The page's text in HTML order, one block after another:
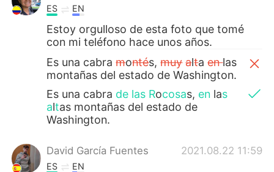
ES EN
Estoy orgulloso de esta foto que tomé
con mi teléfono hace unos años.
Es una cabramontés,muy altaenlas
montañas del estado de Washington.
Es una cabra de las Rocosas, en las
altas montañas del estado de
Washington.
David García Fuentes 2021.08.22 11:59
ES EN